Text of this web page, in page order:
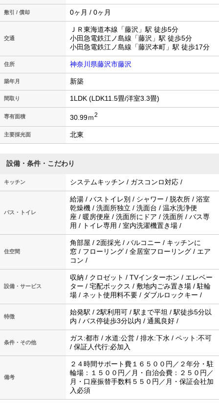
敷引 / 償却 0ヶ月 / 0ヶ月
交通
ＪＲ東海道本線「藤沢」駅 徒歩5分
小田急電鉄江ノ島線「藤沢」駅 徒歩5分
小田急電鉄江ノ島線「藤沢本町」駅 徒歩17分
住所 神奈川県藤沢市藤沢
築年月 新築
間取り 1LDK (LDK11.5畳/洋室3.3畳)
専有面積 30.99ｍ2
主要採光面 北東
設備・条件・こだわり
キッチン システムキッチン / ガスコンロ対応 /
バス・トイレ
給湯 / バストイレ別 / シャワー / 脱衣所 / 浴室
乾燥機 / 洗面所独立 / 洗面台 / 温水洗浄便
座 / 暖房便座 / 洗面所にドア / 洗面所 / バス専
用 / トイレ専用 / 室内洗濯機置き場 /
住空間
角部屋 / 2面採光 / バルコニー / キッチンに
窓 / フローリング / 全居室フローリング / エア
コン /
設備・サービス
収納 / クロゼット / TVインターホン / エレベー
ター / 宅配ボックス / 敷地内ごみ置き場 / 駐輪
場 / ネット使用料不要 / ダブルロックキー /
特徴
始発駅 / 2駅利用可 / 駅まで平坦 / 駅徒歩5分以
内 / バス停徒歩3分以内 / 通風良好 /
条件・その他
ガス:都市 / 水道:公営 / 排水:下水 / ペット:不可
/ 保証人代行:必加入
備考
２４時間サポート費１６５００円／２年分・駐
輪場：１５００円／月・自治会費：２５０円／
月・口座振替手数料５５０円／月・保証会社加
入必須